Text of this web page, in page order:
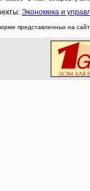
Экономика и
представленных на